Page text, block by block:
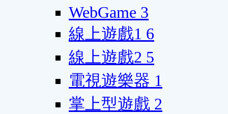
WebGame 3
線上遊戲1 6
線上遊戲2 5
電視遊樂器 1
掌上型遊戲 2